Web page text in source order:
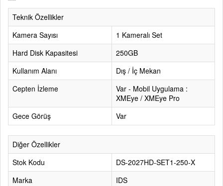
Teknik Özellikler
Kamera Sayısı
1 Kameralı Set
Hard Disk Kapasitesi
250GB
Kullanım Alanı
Dış / İç Mekan
Cepten İzleme
Var - Mobil Uygulama :
XMEye / XMEye Pro
Gece Görüş
Var
Diğer Özellikler
Stok Kodu
DS-2027HD-SET1-250-X
Marka
IDS